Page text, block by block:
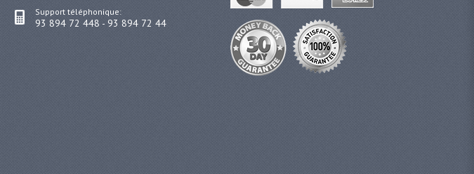
Support téléphonique:
93 894 72 448 - 93 894 72 44